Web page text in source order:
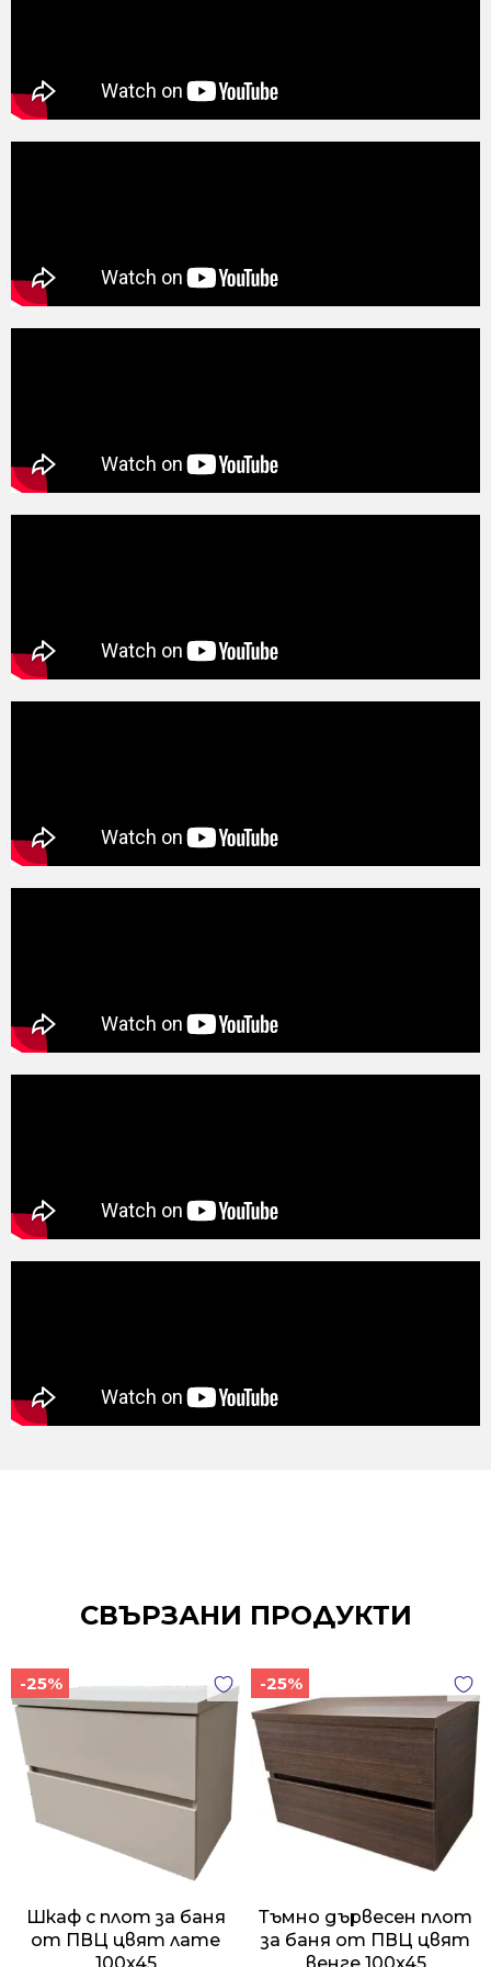
СВЪРЗАНИ ПРОДУКТИ
-25%
Шкаф с плот за баня
от ПВЦ цвят лате
-25%
Тъмно дървесен плот
за баня от ПВЦ цвят